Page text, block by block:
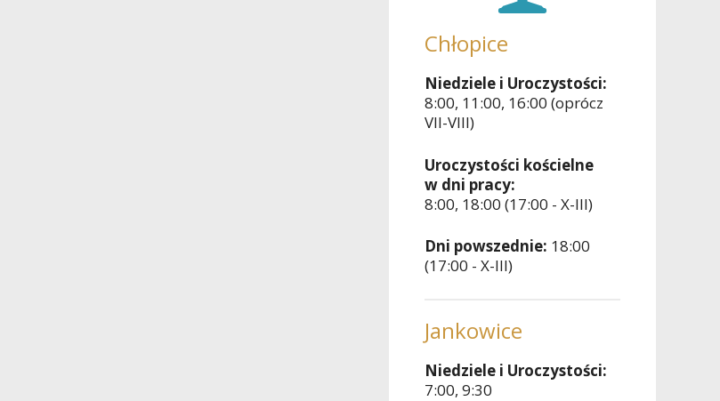
Chłopice
Niedziele i Uroczystości:
8:00, 11:00, 16:00 (oprócz
VII-VIII)
Uroczystości kościelne
w dni pracy:
8:00, 18:00 (17:00 - X-III)
Dni powszednie: 18:00
(17:00 - X-III)
Jankowice
Niedziele i Uroczystości:
7:00, 9:30